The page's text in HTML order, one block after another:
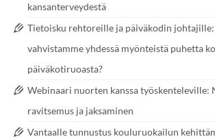
kansanterveydestä
Tietoisku rehtoreille ja päiväkodin
vahvistamme yhdessä myönteistä puhetta
päiväkotiruoasta?
Webinaari nuorten kanssa työskenteleville:
ravitsemus ja jaksaminen
Vantaalle tunnustus kouluruokailun